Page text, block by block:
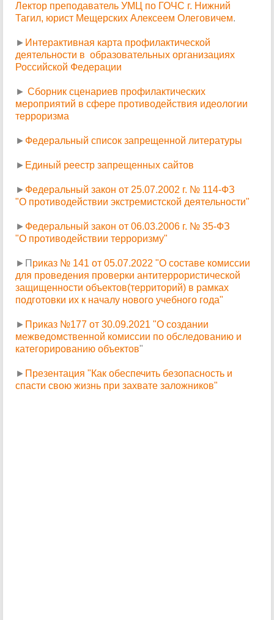
Лектор преподаватель УМЦ по ГОЧС г. Нижний
Тагил, юрист Мещерских Алексеем Олеговичем.
► Интерактивная карта профилактической
деятельности в образовательных организациях
Российской Федерации
► Сборник сценариев профилактических
мероприятий в сфере противодействия идеологии
терроризма
► Федеральный список запрещенной литературы
► Единый реестр запрещенных сайтов
► Федеральный закон от 25.07.2002 г. № 114-ФЗ
"О противодействии экстремистской деятельности"
► Федеральный закон от 06.03.2006 г. № 35-ФЗ
"О противодействии терроризму"
►П риказ № 141 от 05.07.2022 "О составе комиссии
для проведения проверки антитеррористической
защищенности объектов(территорий) в рамках
подготовки их к началу нового учебного года"
► Приказ №177 от 30.09.2021 "О создании
межведомственной комиссии по обследованию и
категорированию объектов"
► Презентация "Как обеспечить безопасность и
спасти свою жизнь при захвате заложников"